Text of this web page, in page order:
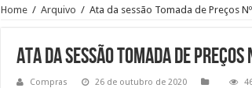
Home / Arquivo / Ata da sessão Tomada de Preços
Ata da sessão Tomada de Preços
Compras 26 de outubro de 2020